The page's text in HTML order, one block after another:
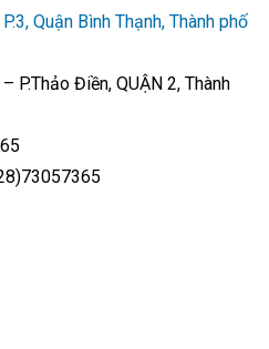
Quận Bình Thạnh, Thành phố
P.Thảo Điền, QUẬN 2, Thành